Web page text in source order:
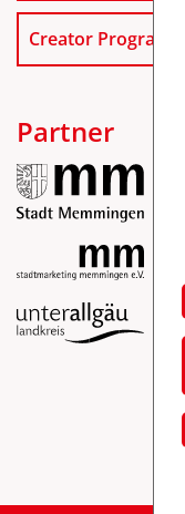
Creator Program
Partner